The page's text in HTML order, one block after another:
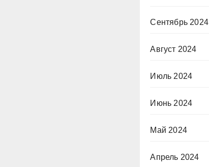
Сентябрь 2024
Август 2024
Июль 2024
Июнь 2024
Май 2024
Апрель 2024